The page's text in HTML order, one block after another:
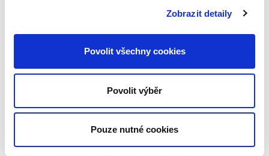
Zobrazit detaily
Povolit všechny cookies
Povolit výběr
Pouze nutné cookies
Trestní právo